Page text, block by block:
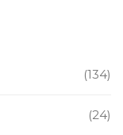
(134)
(24)